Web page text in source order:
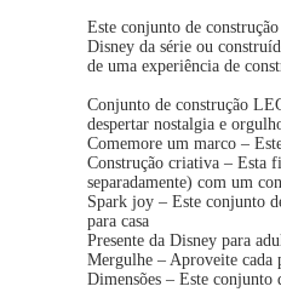
Este conjunto de
Disney da série ou
de uma experiência de
Conjunto de construção
despertar nostalgia e
Comemore um marco –
Construção criativa – Esta
separadamente) com um
Spark joy – Este conjunto
para casa
Presente da Disney para
Mergulhe – Aproveite cada
Dimensões – Este